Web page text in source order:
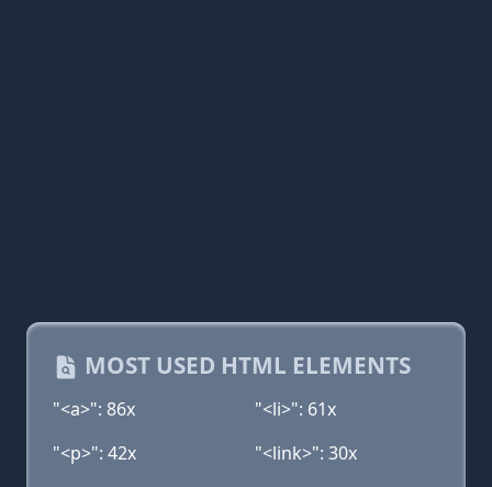
MOST USED HTML ELEMENTS
"<a>": 86x
"<li>": 61x
"<p>": 42x
"<link>": 30x